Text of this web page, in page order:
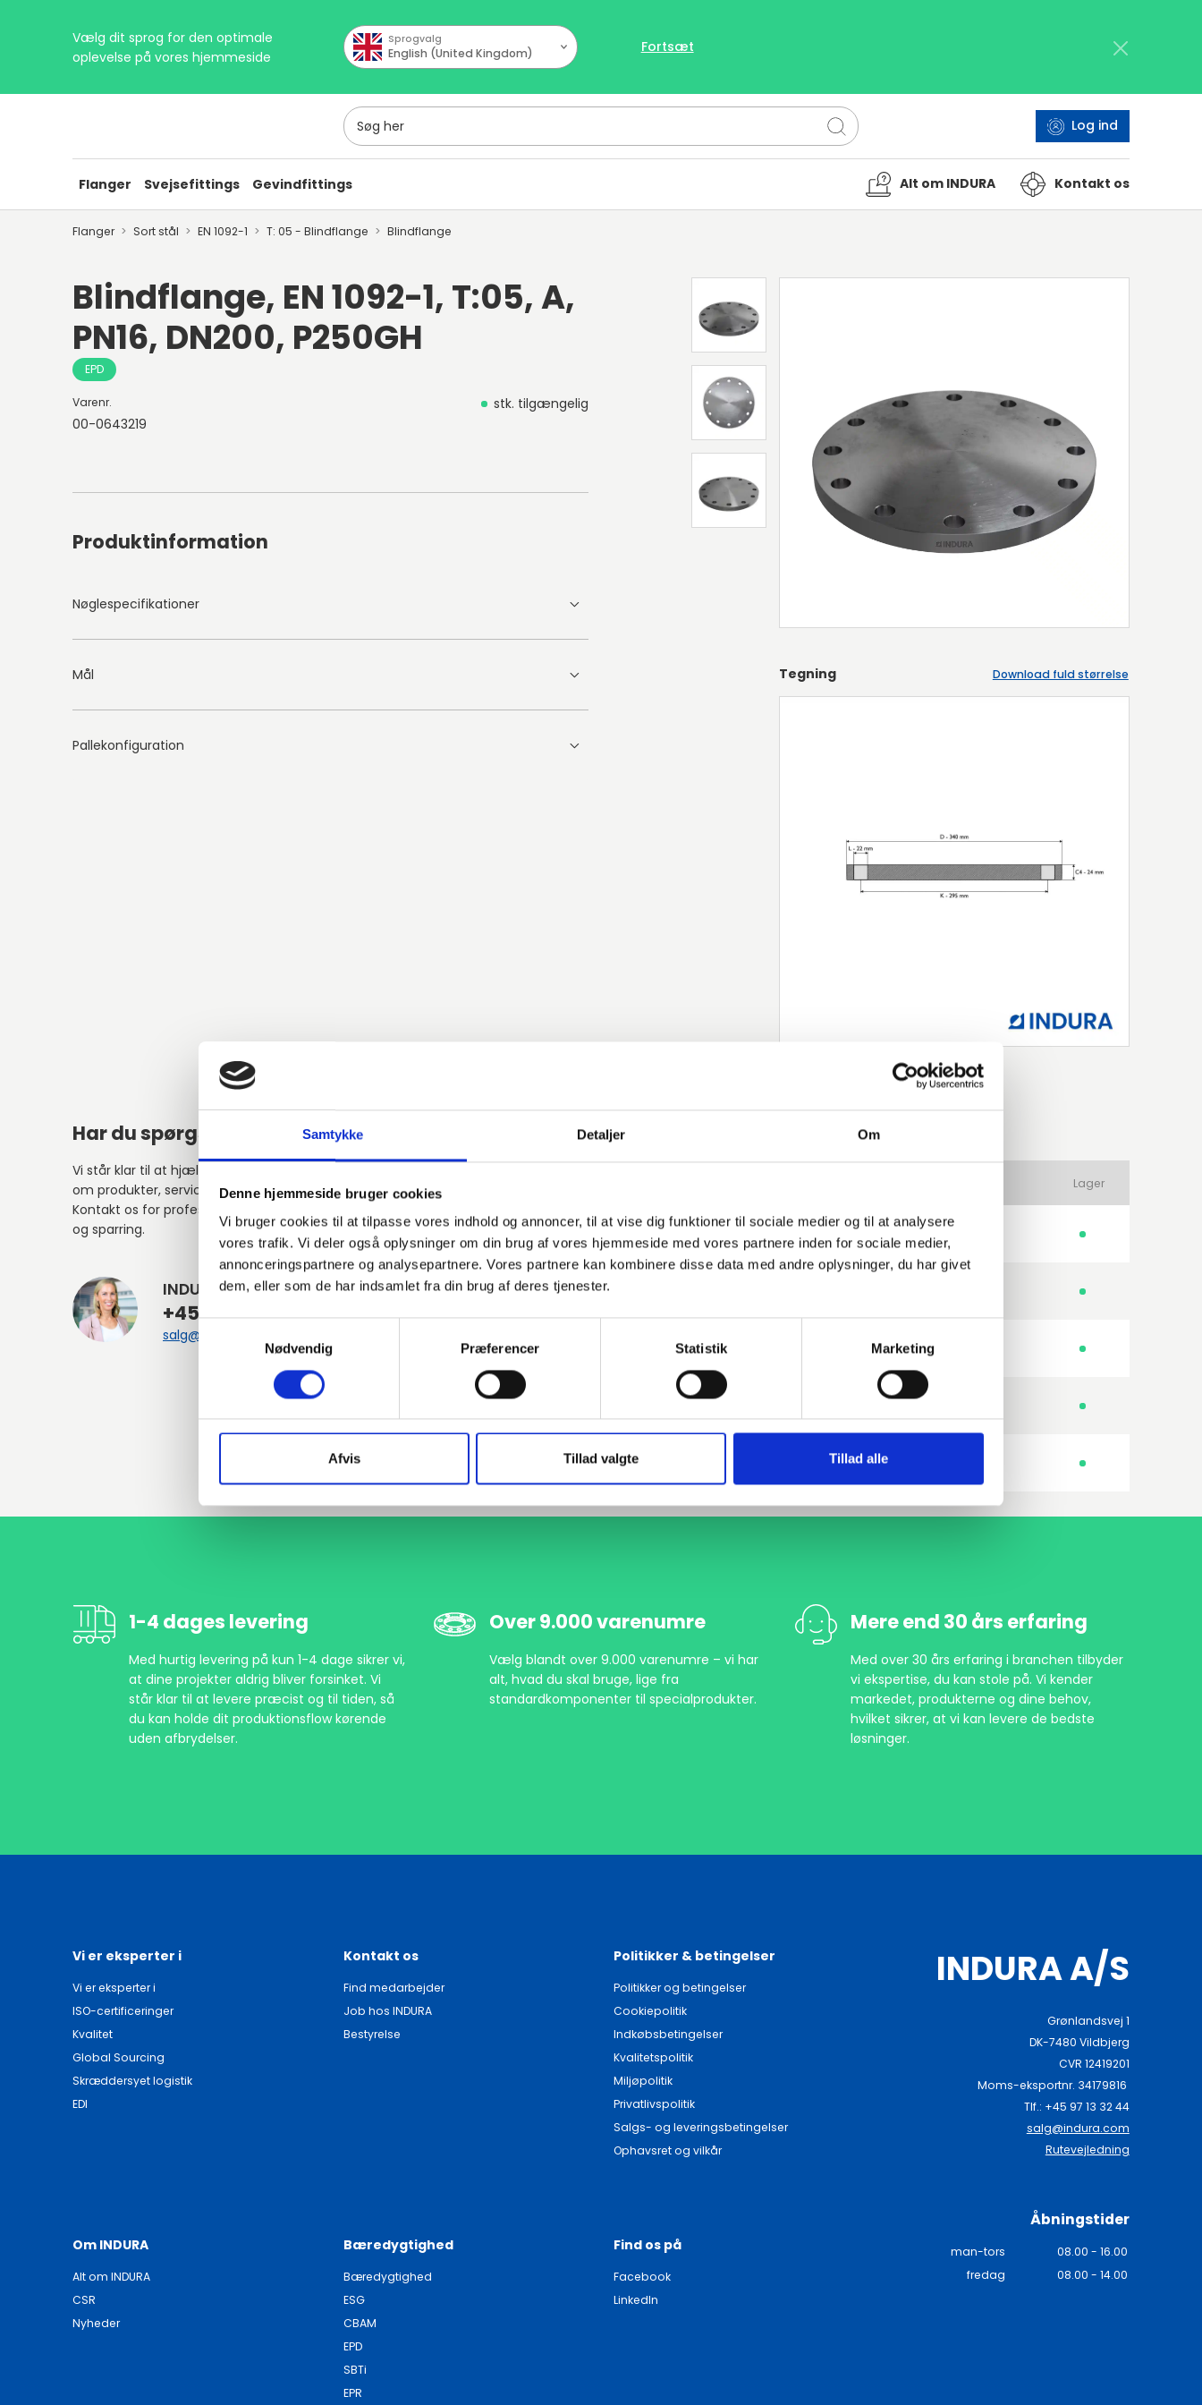
Samtykke Detaljer Om
Denne hjemmeside bruger cookies
Vi bruger cookies til at tilpasse vores indhold og annoncer, til at vise dig funktioner til sociale medier og til at analysere
vores trafik. Vi deler også oplysninger om din brug af vores hjemmeside med vores partnere inden for sociale medier,
annonceringspartnere og analysepartnere. Vores partnere kan kombinere disse data med andre oplysninger, du har givet
dem, eller som de har indsamlet fra din brug af deres tjenester.
Nødvendig
Præferencer Statistik Marketing
Afvis Tillad valgte Tillad alle
Vælg dit sprog for den optimale
oplevelse på vores hjemmeside
Sprogvalg
English (United Kingdom) Fortsæt
Søg her
Log ind
Flanger Svejsefittings Gevindfittings Alt om INDURA Kontakt os
Flanger Sort stål EN 1092-1 T: 05 - Blindflange Blindflange
Blindflange, EN 1092-1, T:05, A,
PN16, DN200, P250GH
EPD
Varenr.
00-0643219
stk. tilgængelig
Produktinformation
Nøglespecifikationer
Mål
Pallekonfiguration
Tegning Download fuld størrelse
Har du spørgsmål?
Vi står klar til at hjælpe med spørgsmål
om produkter, service eller andet.
Kontakt os for professionel rådgivning
og sparring.
INDURA DK
+45 97 13 32 44
salg@indura.com
Alternative varer
Lager
00-0642219 DN200 Blindflange EN 1092-1 T:05 A PN10 P250GH 1.0460 Blindflange
000642219 DN200 Blindflange
000643219 DN200 Blindflange EN 1092-1 T:05 A PN16 Blindflange
DN200 Blindflange P250GH 1.0460 HDG
1-4 dages levering
Med hurtig levering på kun 1-4 dage sikrer vi,
at dine projekter aldrig bliver forsinket. Vi
står klar til at levere præcist og til tiden, så
du kan holde dit produktionsflow kørende
uden afbrydelser.
Over 9.000 varenumre
Vælg blandt over 9.000 varenumre – vi har
alt, hvad du skal bruge, lige fra
standardkomponenter til specialprodukter.
Mere end 30 års erfaring
Med over 30 års erfaring i branchen tilbyder
vi ekspertise, du kan stole på. Vi kender
markedet, produkterne og dine behov,
hvilket sikrer, at vi kan levere de bedste
løsninger.
Vi er eksperter i
Vi er eksperter i
ISO-certificeringer
Kvalitet
Global Sourcing
Skræddersyet logistik
EDI
Kontakt os
Find medarbejder
Job hos INDURA
Bestyrelse
Politikker & betingelser
Politikker og betingelser
Cookiepolitik
Indkøbsbetingelser
Kvalitetspolitik
Miljøpolitik
Privatlivspolitik
Salgs- og leveringsbetingelser
Ophavsret og vilkår
Om INDURA
Alt om INDURA
CSR
Nyheder
Bæredygtighed
Bæredygtighed
ESG
CBAM
EPD
SBTi
EPR
Find os på
Facebook
LinkedIn
INDURA A/S
Grønlandsvej 1
DK-7480 Vildbjerg
CVR 12419201
Moms-eksportnr. 34179816
Tlf.: +45 97 13 32 44
salg@indura.com
Rutevejledning
Åbningstider
man-tors
08.00 - 16.00
fredag
08.00 - 14.00